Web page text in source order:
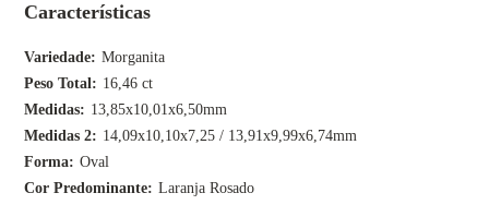
Características
Variedade
Morganita
Peso Total
16,46 ct
Medidas
13,85x10,01x6,50mm
Medidas 2
14,09x10,10x7,25 / 13,91x9,99x6,74mm
Forma
Oval
Cor Predominante
Laranja Rosado